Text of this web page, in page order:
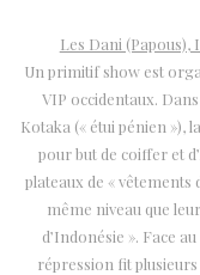
Les Dani (Papous),
Un primitif show est
VIP occidentaux.
Kotaka (« étui pénien »),
pour but de coiffer et
plateaux de « vêtements
même niveau que
d’Indonésie ». Face
répression fit